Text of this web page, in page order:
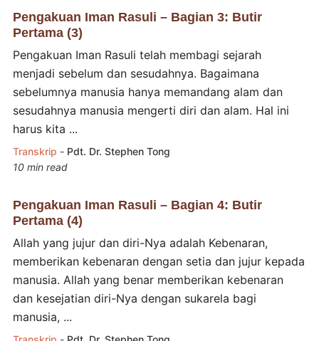
Pengakuan Iman Rasuli – Bagian 3: Butir
Pertama (3)
Pengakuan Iman Rasuli telah membagi sejarah
menjadi sebelum dan sesudahnya. Bagaimana
sebelumnya manusia hanya memandang alam dan
sesudahnya manusia mengerti diri dan alam. Hal ini
harus kita ...
Transkrip - Pdt. Dr. Stephen Tong
10 min read
Pengakuan Iman Rasuli – Bagian 4: Butir
Pertama (4)
Allah yang jujur dan diri-Nya adalah Kebenaran,
memberikan kebenaran dengan setia dan jujur kepada
manusia. Allah yang benar memberikan kebenaran
dan kesejatian diri-Nya dengan sukarela bagi
manusia, ...